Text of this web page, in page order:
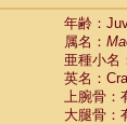
年齢：
属名：
亜種小名
英名：
上腕骨：
大腿骨：